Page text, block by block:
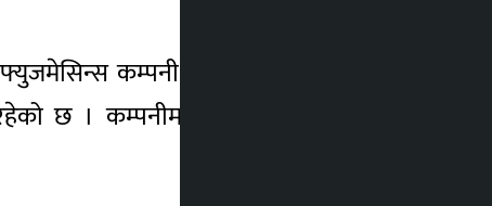
कम्पनी स्थापना गरेका थिए । हाल
छ । कम्पनीमा कार्यरत ४ सय ५० जना